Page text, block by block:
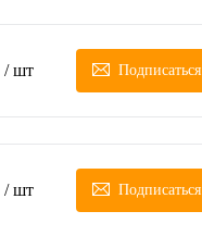
/ шт Подписаться
/ шт Подписаться